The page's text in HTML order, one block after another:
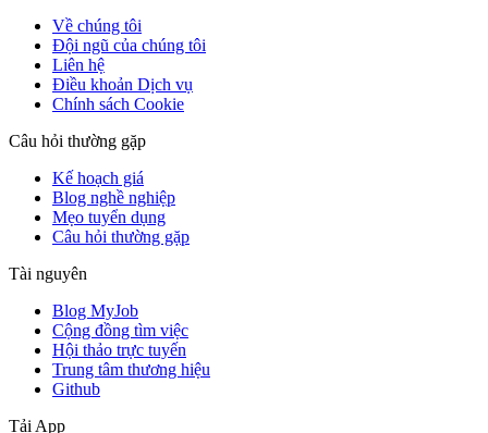
Về chúng tôi
Đội ngũ của chúng tôi
Liên hệ
Điều khoản Dịch vụ
Chính sách Cookie
Câu hỏi thường gặp
Kế hoạch giá
Blog nghề nghiệp
Mẹo tuyển dụng
Câu hỏi thường gặp
Tài nguyên
Blog MyJob
Cộng đồng tìm việc
Hội thảo trực tuyến
Trung tâm thương hiệu
Github
Tải App